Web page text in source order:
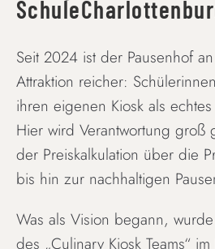
Seit 2024 ist der Pausenhof
Attraktion reicher:
ihren eigenen Kiosk als
Hier wird Verantwortung
der Preiskalkulation über die
bis hin zur nachhaltigen
Was als Vision begann,
des „Culinary Kiosk Teams“